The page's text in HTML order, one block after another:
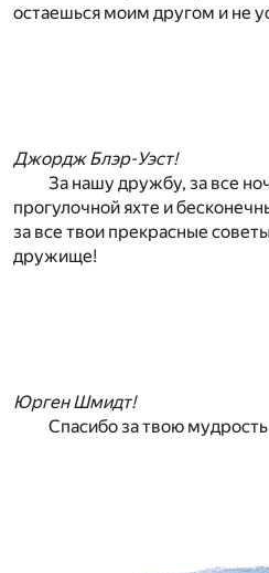
остаешься моим другом и не
Джордж Блэр-Уэст!
За нашу дружбу, за все
прогулочной яхте и
за все твои прекрасные
дружище!
Юрген Шмидт!
Спасибо за твою